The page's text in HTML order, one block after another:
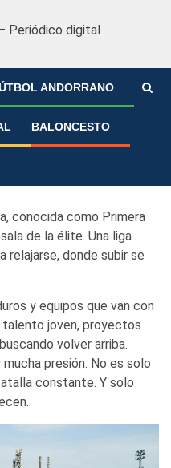
ANDORRANO
BALONCESTO
conocida como Primera
de la élite. Una liga
relajarse, donde subir se
y equipos que van con
talento joven, proyectos
volver arriba.
presión. No es solo
constante. Y solo